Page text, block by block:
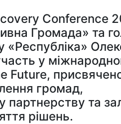
Conference
Громада» та
«Республіка»
у
Future,
громад,
партнерству та
рішень.